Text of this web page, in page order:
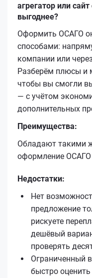
агрегатор или
выгоднее?
Оформить ОСАГО
способами:
компании или
Разберём плюсы и
чтобы вы смогли
— с учётом
дополнительных
Преимущества:
Обладают такими
оформление ОСАГО
Недостатки:
Нет
предложение
рискуете
дешёвый
проверять
Ограниченный
быстро